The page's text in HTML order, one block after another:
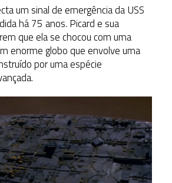
um sinal de emergência da USS
há 75 anos. Picard e sua
que ela se chocou com uma
enorme globo que envolve uma
por uma espécie